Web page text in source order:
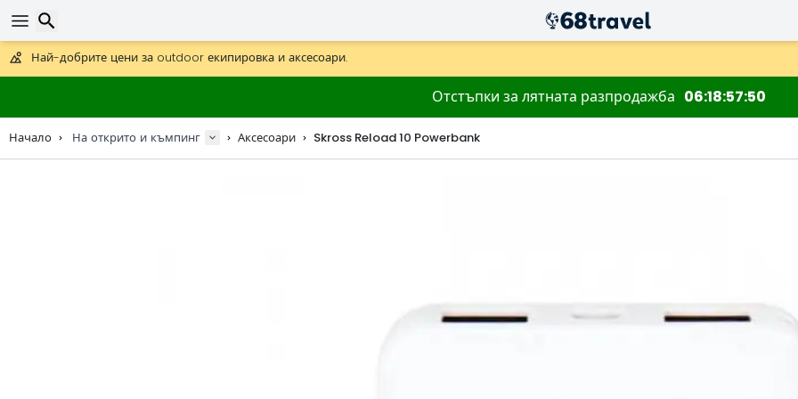
Предлага се и DHL Express за една нощ.
30 дни за връщане, 90 дни за дървени карти и декорации.
Най-добрите цени за outdoor екипировка и аксесоари.
Отстъпки за лятната разпродажба 06185749
Начало На открито и къмпинг Аксесоари Skross Reload 10 Powerbank